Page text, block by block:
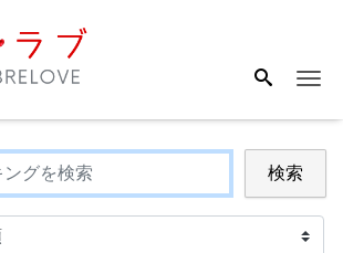
検索